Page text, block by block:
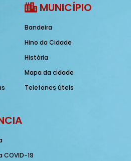
MUNICÍPIO
Bandeira
Hino da Cidade
História
Mapa da cidade
Telefones úteis
COVID-19